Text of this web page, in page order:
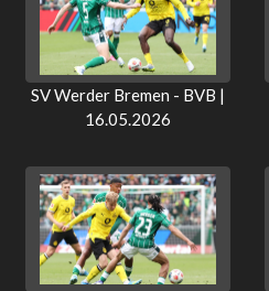
SV Werder Bremen - BVB |
16.05.2026